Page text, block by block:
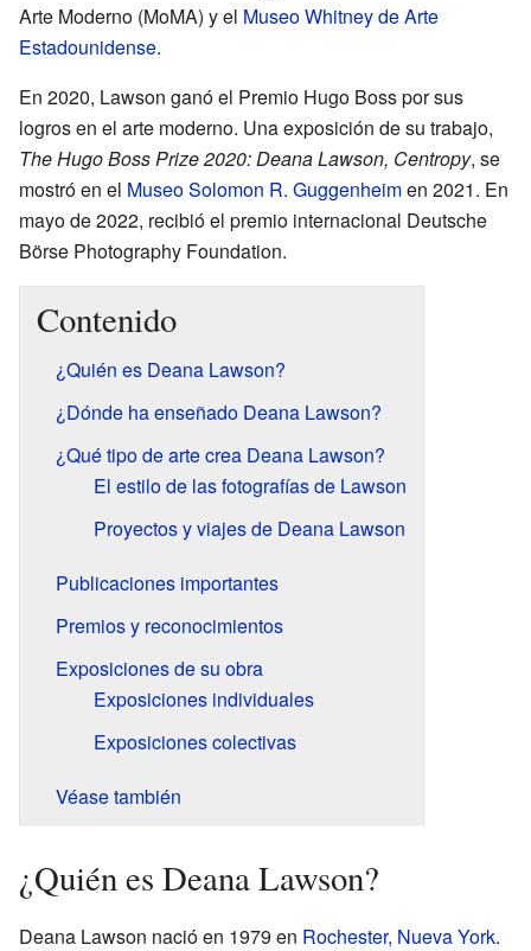
Arte Moderno (MoMA) y el Museo Whitney de Arte
Estadounidense.
En 2020, Lawson ganó el Premio Hugo Boss por sus
logros en el arte moderno. Una exposición de su trabajo,
The Hugo Boss Prize 2020: Deana Lawson, Centropy, se
mostró en el Museo Solomon R. Guggenheimen 2021. En
mayo de 2022, recibió el premio internacional Deutsche
Börse Photography Foundation.
Contenido
¿Quién es Deana Lawson?
¿Dónde ha enseñado Deana Lawson?
¿Qué tipo de arte crea Deana Lawson?
El estilo de las fotografías de Lawson
Proyectos y viajes de Deana Lawson
Publicaciones importantes
Premios y reconocimientos
Exposiciones de su obra
Exposiciones individuales
Exposiciones colectivas
Véase también
¿Quién es Deana Lawson?
Deana Lawson nació en 1979 en Rochester, Nueva York.